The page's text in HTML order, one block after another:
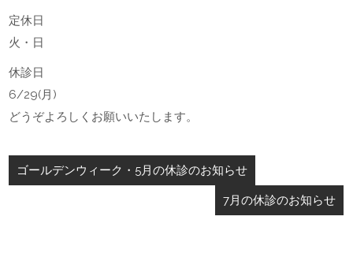
定休日
火・日
休診日
6/29(月)
どうぞよろしくお願いいたします。
投
稿
ゴールデンウィーク・5月の休診のお知らせ
7月の休診のお知らせ